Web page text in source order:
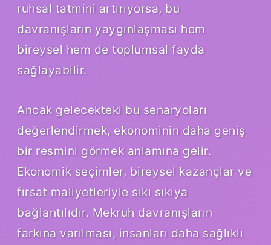
ruhsal tatmini artırıyorsa, bu
davranışların yaygınlaşması hem
bireysel hem de toplumsal fayda
sağlayabilir.
Ancak gelecekteki bu senaryoları
değerlendirmek, ekonominin daha geniş
bir resmini görmek anlamına gelir.
Ekonomik seçimler, bireysel kazançlar ve
fırsat maliyetleriyle sıkı sıkıya
bağlantılıdır. Mekruh davranışların
farkına varılması, insanları daha sağlıklı